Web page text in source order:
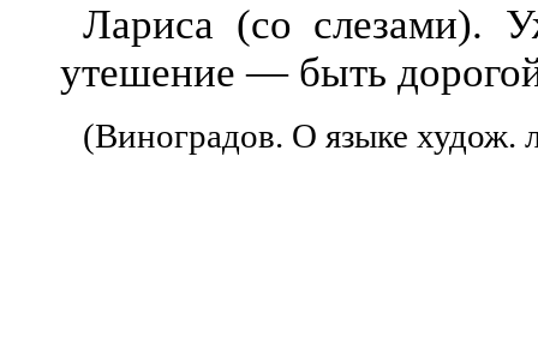
Лариса (со слезами).
утешение — быть
(Виноградов. О языке худож.